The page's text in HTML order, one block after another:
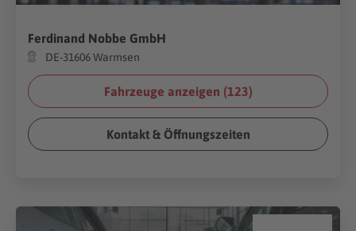
Ferdinand Nobbe GmbH
DE-31606 Warmsen
Fahrzeuge anzeigen (123)
Kontakt & Öffnungszeiten